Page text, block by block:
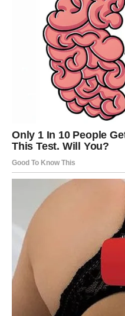
VAGA
Zvijezde vam donose
Ako ste slobodni, moguće
da je zapisano u
Ljubav vam dolazi
Pred vama su trenuci koje
ŠKORPIJA
Pred vama je veliki
Sve ono što je dugo bilo
na svoje mjesto.
Sudbina vam